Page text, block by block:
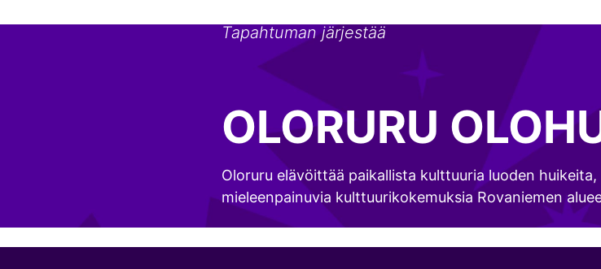
Tapahtuman järjestää
OLORURU
Oloruru elävöittää paikallista kulttuuria luoden
mieleenpainuvia kulttuurikokemuksia Rovaniemen